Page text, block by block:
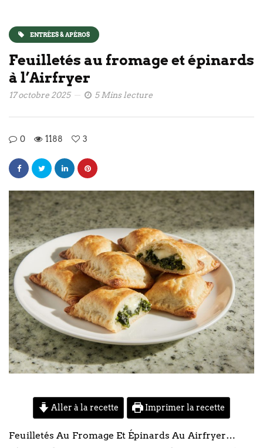
ENTRÉES & APÉROS
Feuilletés au fromage et épinards
à l’Airfryer
17 octobre 2025 5 Mins lecture
0 1188 3
Aller à la recette Imprimer la recette
Feuilletés Au Fromage Et Épinards Au Airfryer…